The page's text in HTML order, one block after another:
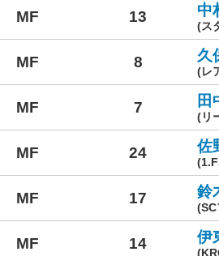
MF 13 中
(ス
MF 8 久
(レ
MF 7
(リ
MF 24 佐
MF 17 鈴
(SC
MF 14 伊